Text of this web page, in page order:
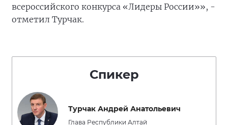
всероссийского конкурса «Лидеры России»», -
отметил Турчак.
Спикер
Турчак Андрей Анатольевич
Глава Республики Алтай